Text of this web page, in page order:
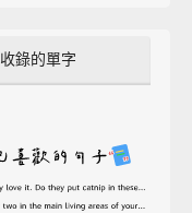
收錄的單字